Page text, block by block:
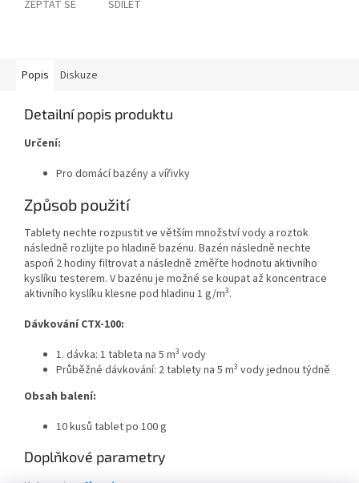
ZEPTAT SE SDÍLET
Popis Diskuze
Detailní popis produktu
Určení:
Pro domácí bazény a vířivky
Způsob použití
Tablety nechte rozpustit ve větším množství vody a roztok
následně rozlijte po hladině bazénu. Bazén následně nechte
aspoň 2 hodiny filtrovat a následně změřte hodnotu aktivního
kyslíku testerem. V bazénu je možné se koupat až koncentrace
aktivního kyslíku klesne pod hladinu 1 g/m3.
Dávkování CTX-100:
1. dávka: 1 tableta na 5 m3 vody
Průběžné dávkování: 2 tablety na 5 m3 vody jednou týdně
Obsah balení:
10 kusů tablet po 100 g
Doplňkové parametry